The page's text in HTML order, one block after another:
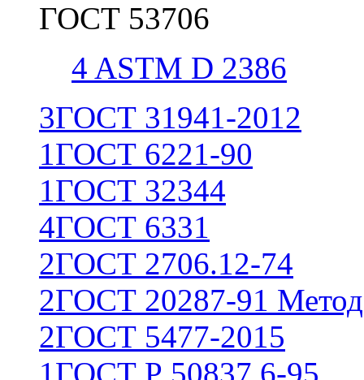
ГОСТ 53706
4 ASTM D 2386
3ГОСТ 31941-2012
1ГОСТ 6221-90
1ГОСТ 32344
4ГОСТ 6331
2ГОСТ 2706.12-74
2ГОСТ 20287-91
2ГОСТ 5477-2015